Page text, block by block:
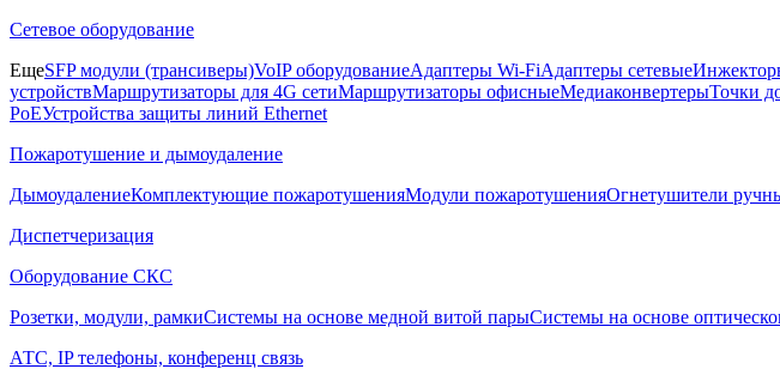
Сетевое оборудование
ЕщеSFP модули (трансиверы)VoIP оборудованиеАдаптеры Wi-FiАдаптеры сетевые
устройствМаршрутизаторы для 4G сетиМаршрутизаторы офисныеМедиаконвертерыТочки
PoEУстройства защиты линий Ethernet
Пожаротушение и дымоудаление
ДымоудалениеКомплектующие пожаротушенияМодули пожаротушенияОгнетушители
Диспетчеризация
Оборудование СКС
Розетки, модули, рамкиСистемы на основе медной витой парыСистемы на основе
АТС, IP телефоны, конференц связь